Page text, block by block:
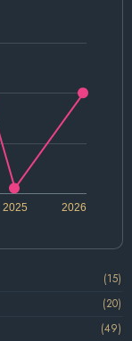
2026
2025
(15)
(20)
(49)